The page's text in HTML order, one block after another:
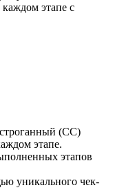
этапе с
(СС)
этапе.
этапов
уникального чек-